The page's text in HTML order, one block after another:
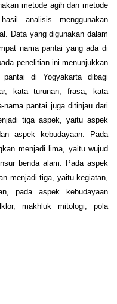
metode agih dan metode
analisis menggunakan
Data yang digunakan dalam
nama pantai yang ada di
penelitian ini menunjukkan
pantai di Yogyakarta dibagi
kata turunan, frasa, kata
pantai juga ditinjau dari
tiga aspek, yaitu aspek
aspek kebudayaan. Pada
menjadi lima, yaitu wujud
benda alam. Pada aspek
menjadi tiga, yaitu kegiatan,
pada aspek kebudayaan
makhluk mitologi, pola